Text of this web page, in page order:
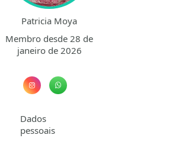
Patricia Moya
Membro desde 28 de
janeiro de 2026
Dados
pessoais